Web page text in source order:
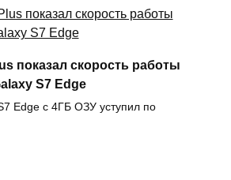
показал скорость работы
S7 Edge
Edge с 4ГБ ОЗУ уступил по